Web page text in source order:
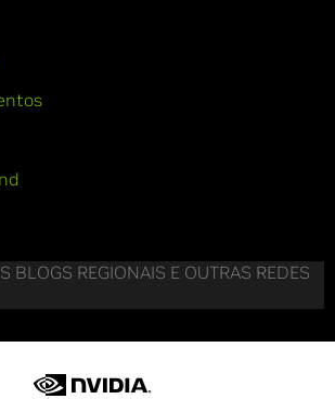
BLOGS REGIONAIS E OUTRAS REDES